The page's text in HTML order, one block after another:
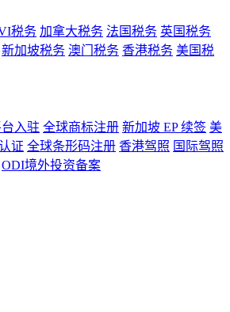
税务 加拿大税务 法国税务 英国税务
新加坡税务 澳门税务 香港税务 美国税
入驻 全球商标注册 新加坡 EP 续签 美
证 全球条形码注册 香港驾照 国际驾照
ODI境外投资备案